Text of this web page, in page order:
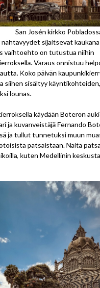
San Josén kirkko
sijaitsevat
vaihtoehto on tutustua niihin
Varaus onnistuu
Koko päivän
siihen sisältyy
lounas.
käydään Boteron
ja kuvanveistäjä Fernando
ja tullut tunnetuksi muun
patsaistaan. Näitä
kuten Medellinin